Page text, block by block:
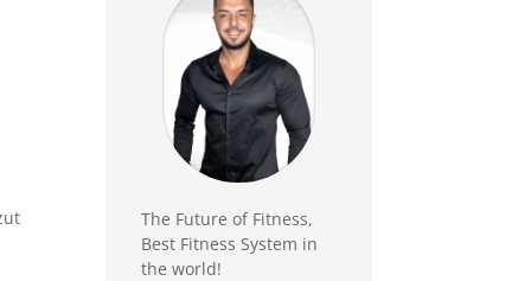
The Future of Fitness,
Best Fitness System in
the world!